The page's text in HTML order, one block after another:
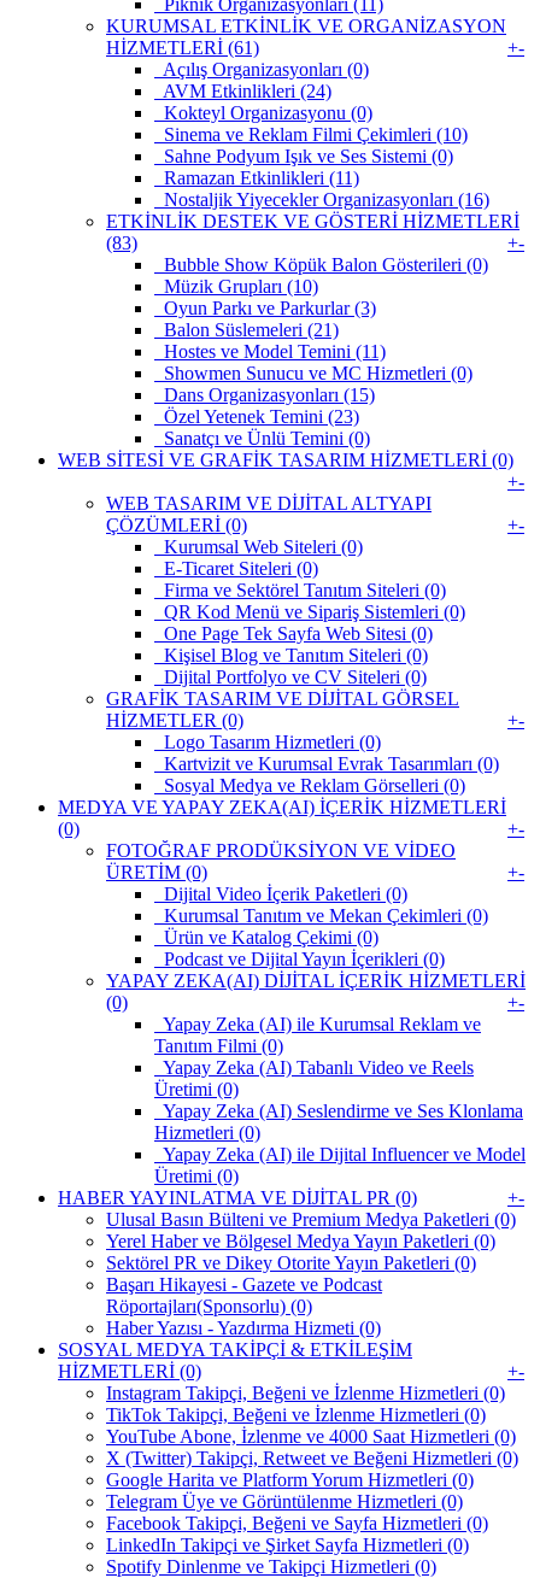
KURUMSAL ETKİNLİK VE ORGANİZASYON
HİZMETLERİ (61)
+-
Açılış Organizasyonları (0)
AVM Etkinlikleri (24)
Kokteyl Organizasyonu (0)
Sinema ve Reklam Filmi Çekimleri (10)
Sahne Podyum Işık ve Ses Sistemi (0)
Ramazan Etkinlikleri (11)
Nostaljik Yiyecekler Organizasyonları (16)
ETKİNLİK DESTEK VE GÖSTERİ HİZMETLERİ
(83)
+-
Bubble Show Köpük Balon Gösterileri (0)
Müzik Grupları (10)
Oyun Parkı ve Parkurlar (3)
Balon Süslemeleri (21)
Hostes ve Model Temini (11)
Showmen Sunucu ve MC Hizmetleri (0)
Dans Organizasyonları (15)
Özel Yetenek Temini (23)
Sanatçı ve Ünlü Temini (0)
WEB SİTESİ VE GRAFİK TASARIM HİZMETLERİ (0)
+-
WEB TASARIM VE DİJİTAL ALTYAPI
ÇÖZÜMLERİ (0)
+-
Kurumsal Web Siteleri (0)
E-Ticaret Siteleri (0)
Firma ve Sektörel Tanıtım Siteleri (0)
QR Kod Menü ve Sipariş Sistemleri (0)
One Page Tek Sayfa Web Sitesi (0)
Kişisel Blog ve Tanıtım Siteleri (0)
Dijital Portfolyo ve CV Siteleri (0)
GRAFİK TASARIM VE DİJİTAL GÖRSEL
HİZMETLER (0)
+-
Logo Tasarım Hizmetleri (0)
Kartvizit ve Kurumsal Evrak Tasarımları (0)
Sosyal Medya ve Reklam Görselleri (0)
MEDYA VE YAPAY ZEKA(AI) İÇERİK HİZMETLERİ
(0)
+-
FOTOĞRAF PRODÜKSİYON VE VİDEO
ÜRETİM (0)
+-
Dijital Video İçerik Paketleri (0)
Kurumsal Tanıtım ve Mekan Çekimleri (0)
Ürün ve Katalog Çekimi (0)
Podcast ve Dijital Yayın İçerikleri (0)
YAPAY ZEKA(AI) DİJİTAL İÇERİK HİZMETLERİ
(0)
+-
Yapay Zeka (AI) ile Kurumsal Reklam ve
Tanıtım Filmi (0)
Yapay Zeka (AI) Tabanlı Video ve Reels
Üretimi (0)
Yapay Zeka (AI) Seslendirme ve Ses Klonlama
Hizmetleri (0)
Yapay Zeka (AI) ile Dijital Influencer ve Model
Üretimi (0)
HABER YAYINLATMA VE DİJİTAL PR (0)
+-
Ulusal Basın Bülteni ve Premium Medya Paketleri (0)
Yerel Haber ve Bölgesel Medya Yayın Paketleri (0)
Sektörel PR ve Dikey Otorite Yayın Paketleri (0)
Başarı Hikayesi - Gazete ve Podcast
Röportajları(Sponsorlu) (0)
Haber Yazısı - Yazdırma Hizmeti (0)
SOSYAL MEDYA TAKİPÇİ & ETKİLEŞİM
HİZMETLERİ (0)
+-
Instagram Takipçi, Beğeni ve İzlenme Hizmetleri (0)
TikTok Takipçi, Beğeni ve İzlenme Hizmetleri (0)
YouTube Abone, İzlenme ve 4000 Saat Hizmetleri (0)
X (Twitter) Takipçi, Retweet ve Beğeni Hizmetleri (0)
Google Harita ve Platform Yorum Hizmetleri (0)
Telegram Üye ve Görüntülenme Hizmetleri (0)
Facebook Takipçi, Beğeni ve Sayfa Hizmetleri (0)
LinkedIn Takipçi ve Şirket Sayfa Hizmetleri (0)
Spotify Dinlenme ve Takipçi Hizmetleri (0)